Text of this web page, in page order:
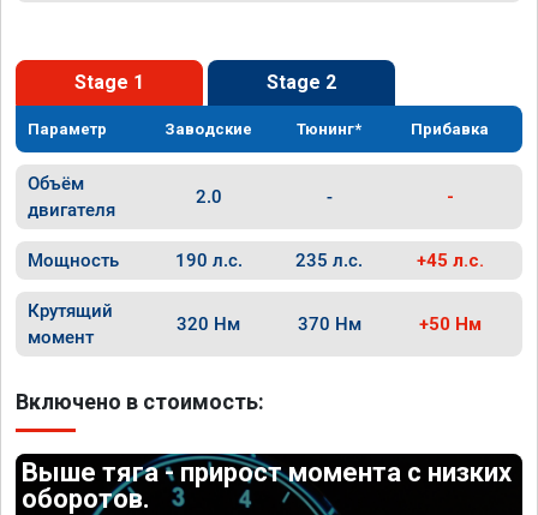
Stage 1 Stage 2
Параметр Заводские Тюнинг* Прибавка
Объём
двигателя
2.0 - -
Мощность 190 л.с. 235 л.с. +45 л.с.
Крутящий
момент
320 Нм 370 Нм +50 Нм
Включено в стоимость:
Выше тяга - прирост момента с низких
оборотов.